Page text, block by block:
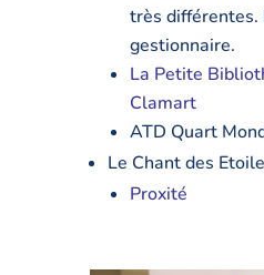
très différentes.
gestionnaire.
La Petite
Clamart
ATD Quart
Le Chant des
Proxité